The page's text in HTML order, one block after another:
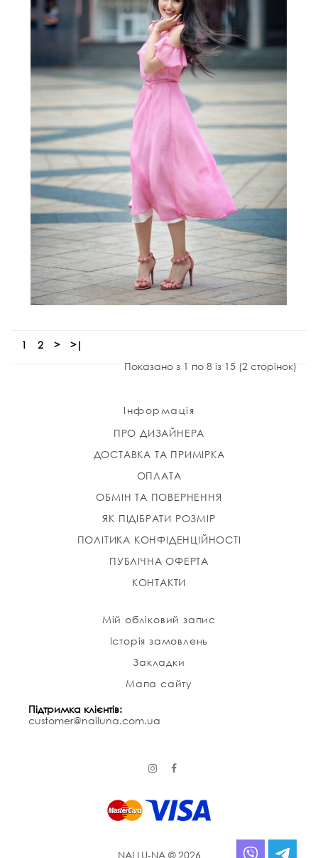
1 2 >
>|
Показано з 1 по 8 із 15 (2 сторінок)
Інформація
ПРО ДИЗАЙНЕРА
ДОСТАВКА ТА ПРИМІРКА
ОПЛАТА
ОБМІН ТА ПОВЕРНЕННЯ
ЯК ПІДІБРАТИ РОЗМІР
ПОЛІТИКА КОНФІДЕНЦІЙНОСТІ
ПУБЛІЧНА ОФЕРТА
КОНТАКТИ
Мій обліковий запис
Історія замовлень
Закладки
Мапа сайту
Підтримка клієнтів:
customer@nailuna.com.ua
NAI LU-NA © 2026